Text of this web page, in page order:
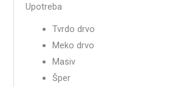
Upotreba
Tvrdo drvo
Meko drvo
Masiv
Šper